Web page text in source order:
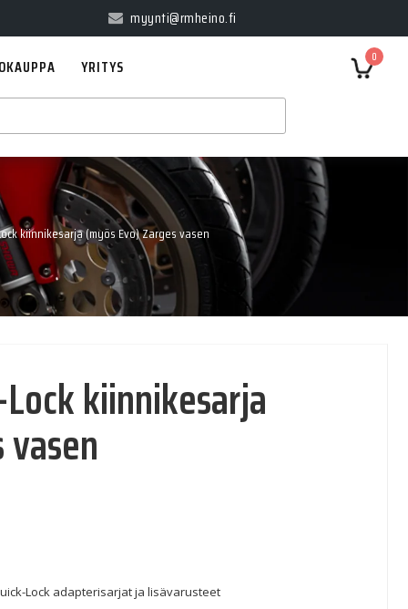
myynti@rmheino.fi
0
YRITYS
kiinnikesarja (myös Evo) Zarges vasen
kiinnikesarja
Lock adapterisarjat ja lisävarusteet